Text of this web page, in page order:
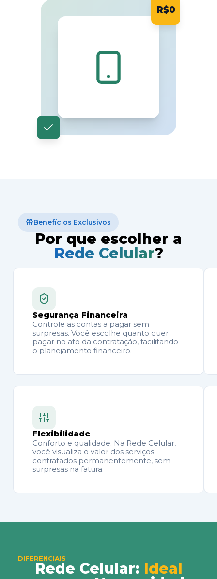
R$0
Benefícios Exclusivos
Por que escolher a
Rede Celular?
Segurança Financeira
Controle as contas a pagar sem
surpresas. Você escolhe quanto quer
pagar no ato da contratação, facilitando
o planejamento financeiro.
Flexibilidade
Conforto e qualidade. Na Rede Celular,
você visualiza o valor dos serviços
contratados permanentemente, sem
surpresas na fatura.
DIFERENCIAIS
Rede Celular: Ideal